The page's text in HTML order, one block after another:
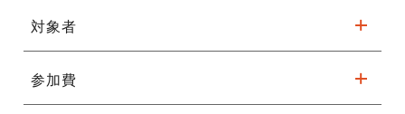
現する」
会場：フェニーチェ堺 大ホール ・大スタジオ
※駐車台数が限られてます。公共交通機関をご利用ください。
対象者
文化施設職員、芸術大学等の関係者・学生、舞台技術者、舞台制
作者、音響に興味・関心のある一般の方
参加費